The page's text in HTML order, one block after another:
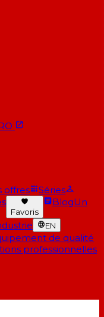
offres
Séries
Favoris
BlogUn
EN
de qualité
professionnelles